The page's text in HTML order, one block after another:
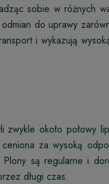
sobie w różnych
do uprawy
i wykazują
około połowy
za wysoką
są regularne i
długi czas.